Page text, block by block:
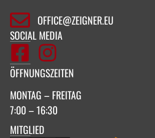
OFFICE@ZEIGNER.EU
SOCIAL MEDIA
ÖFFNUNGSZEITEN
MONTAG – FREITAG
7:00 – 16:30
MITGLIED